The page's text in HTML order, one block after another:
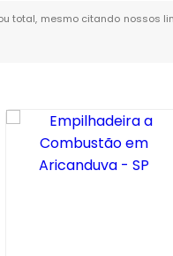
total, mesmo citando nossos